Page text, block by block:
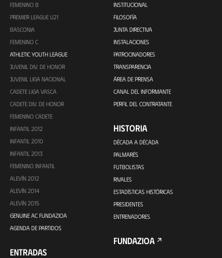
FEMENINO B
PREMIER LEAGUE U21
BASCONIA
FEMENINO C
ATHLETIC YOUTH LEAGUE
JUVENIL DIV. DE HONOR
JUVENIL LIGA NACIONAL
CADETE LIGA VASCA
CADETE DIV. DE HONOR
FEMENINO CADETE
INFANTIL 2012
INFANTIL 2010
INFANTIL 2013
FEMENINO INFANTIL
ALEVÍN 2012
ALEVÍN 2014
ALEVÍN 2015
GENUINE AC FUNDAZIOA
AGENDA DE PARTIDOS
ENTRADAS
INSTITUCIONAL
FILOSOFÍA
JUNTA DIRECTIVA
INSTALACIONES
PATROCINADORES
TRANSPARENCIA
ÁREA DE PRENSA
CANAL DEL INFORMANTE
PERFIL DEL CONTRATANTE
HISTORIA
DÉCADA A DÉCADA
PALMARÉS
FUTBOLISTAS
RIVALES
ESTADÍSTICAS HISTÓRICAS
PRESIDENTES
ENTRENADORES
FUNDAZIOA